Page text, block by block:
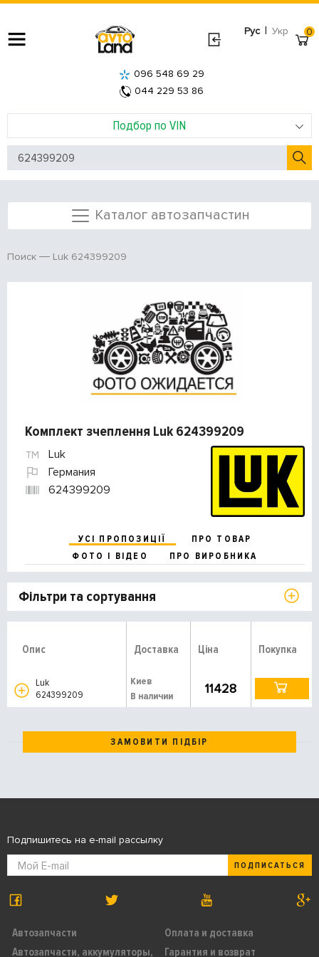
Рус | Укр
Подбор по VIN
096 548 69 29
044 229 53 86
0
Каталог автозапчастин
Поиск Luk 624399209
Комплект зчеплення Luk 624399209
Luk
Германия
624399209
УСІ ПРОПОЗИЦІЇ
ПРО ТОВАР
ФОТО І ВІДЕО
ПРО ВИРОБНИКА
Фільтри та сортування
Опис Доставка Ціна Покупка
Luk
624399209
Киев
В наличии
11428
ЗАМОВИТИ ПІДБІР
Автозапчасти
Автозапчасти, аккумуляторы,
Оплата и доставка
Гарантия и возврат
Подпишитесь на e-mail рассылку
ПОДПИСАТЬСЯ